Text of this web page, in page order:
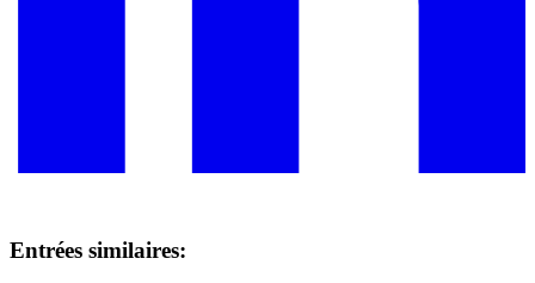
Entrées similaires: